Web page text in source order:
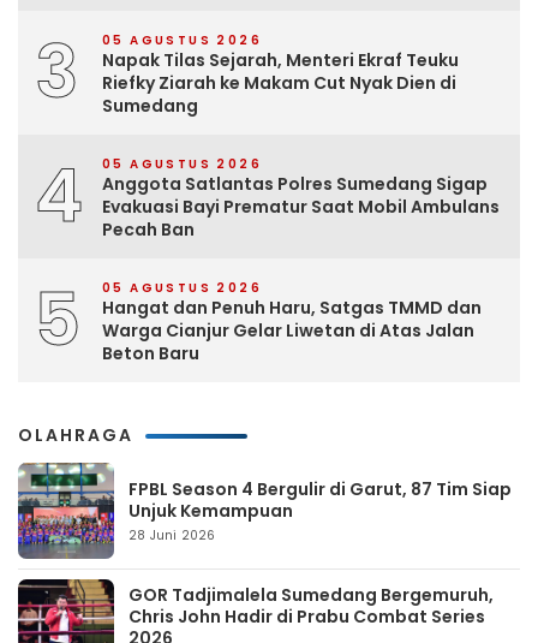
3 05 AGUSTUS 2026
Napak Tilas Sejarah, Menteri Ekraf Teuku
Riefky Ziarah ke Makam Cut Nyak Dien di
Sumedang
4 05 AGUSTUS 2026
Anggota Satlantas Polres Sumedang Sigap
Evakuasi Bayi Prematur Saat Mobil Ambulans
Pecah Ban
5 05 AGUSTUS 2026
Hangat dan Penuh Haru, Satgas TMMD dan
Warga Cianjur Gelar Liwetan di Atas Jalan
Beton Baru
OLAHRAGA
FPBL Season 4 Bergulir di Garut, 87 Tim Siap
Unjuk Kemampuan
28 Juni 2026
GOR Tadjimalela Sumedang Bergemuruh,
Chris John Hadir di Prabu Combat Series
2026